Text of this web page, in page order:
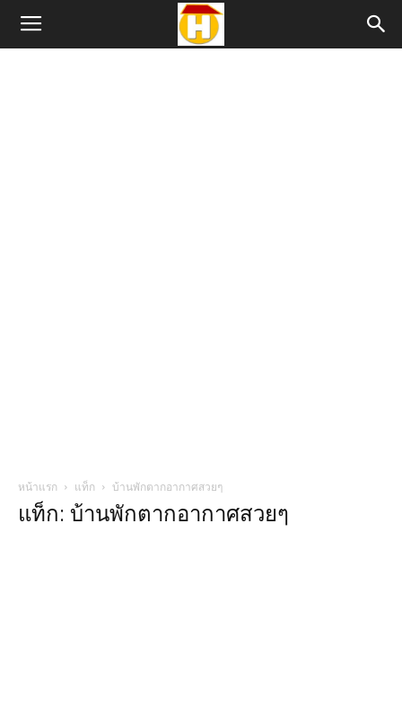
หน้าแรก แท็ก บ้านพักตากอากาศสวยๆ
แท็ก: บ้านพักตากอากาศสวยๆ